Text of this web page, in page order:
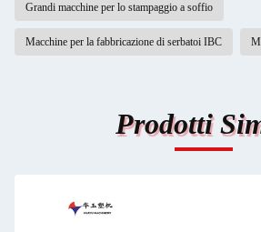
Grandi macchine per lo stampaggio a soffio
Macchine per la fabbricazione di serbatoi IBC
Prodotti